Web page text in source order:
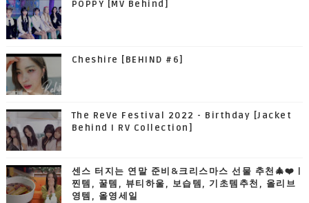
POPPY [MV Behind]
Cheshire [BEHIND #6]
The ReVe Festival 2022 - Birthday [Jacket
Behind I RV Collection]
센스 터지는 연말 준비&크리스마스 선물 추천🎄❤️ |
찐템, 꿀템, 뷰티하울, 보습템, 기초템추천, 올리브
영템, 올영세일